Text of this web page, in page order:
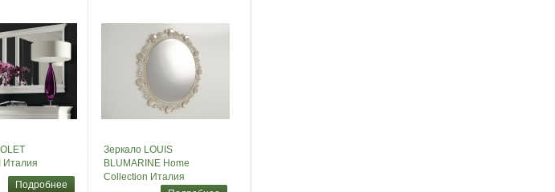
Италия
Подробнее
Зеркало LOUIS
BLUMARINE Home
Collection Италия